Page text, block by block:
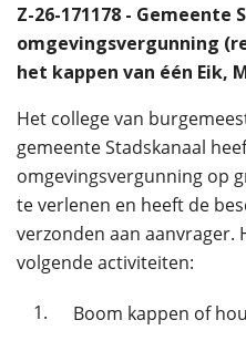
Z-26-171178 - Gemeente
omgevingsvergunning
het kappen van één Eik,
Het college van
gemeente Stadskanaal
omgevingsvergunning op
te verlenen en heeft de
verzonden aan aanvrager.
volgende activiteiten:
1. Boom kappen of